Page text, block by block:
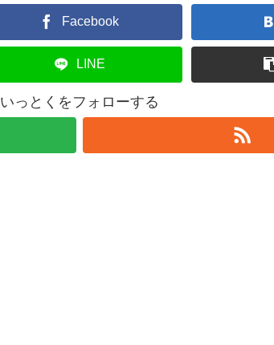
Facebook
LINE
いっとくをフォローする